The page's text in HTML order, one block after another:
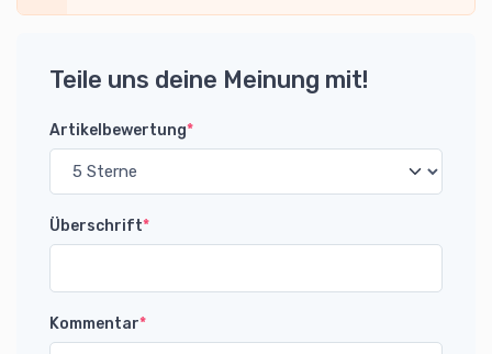
Teile uns deine Meinung mit!
Artikelbewertung*
Überschrift*
Kommentar*